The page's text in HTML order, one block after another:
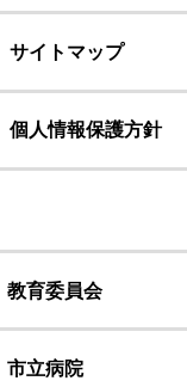
サイトマップ
個人情報保護方針
教育委員会
市立病院